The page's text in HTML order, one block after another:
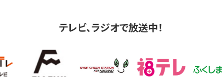
テレビ、ラジオで放送中！